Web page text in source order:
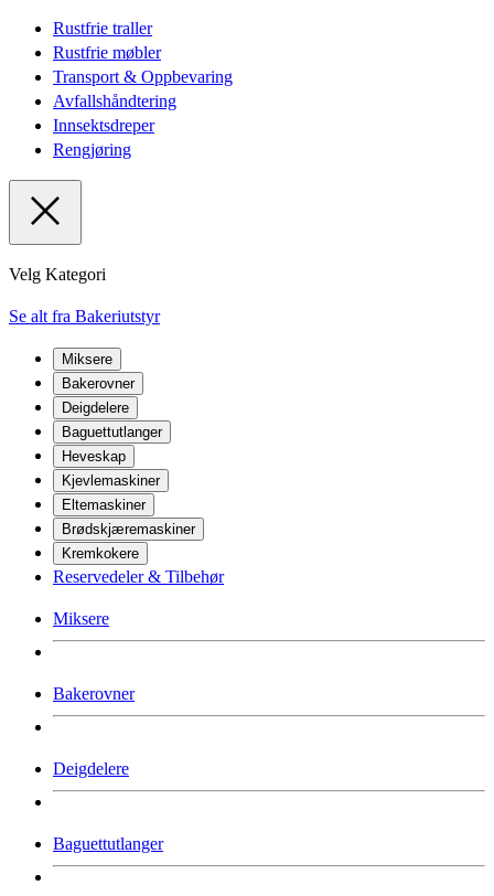
Rustfrie traller
Rustfrie møbler
Transport & Oppbevaring
Avfallshåndtering
Innsektsdreper
Rengjøring
Velg Kategori
Se alt fra Bakeriutstyr
Miksere
Bakerovner
Deigdelere
Baguettutlanger
Heveskap
Kjevlemaskiner
Eltemaskiner
Brødskjæremaskiner
Kremkokere
Reservedeler & Tilbehør
Miksere
Bakerovner
Deigdelere
Baguettutlanger